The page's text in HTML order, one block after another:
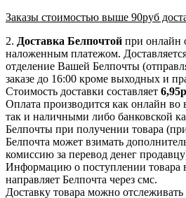
Заказы стоимостью выше 90руб
2. Доставка Белпочтой при онлайн
наложенным платежом.
отделение Вашей Белпочты
заказе до 16:00 кроме выходных и
Стоимость доставки составляет 6,95
Оплата производится как онлайн во
так и наличными либо банковской
Белпочты при получении товара
Белпочта может взимать
комиссию за перевод денег
Информацию о поступлении товара
направляет Белпочта через смс.
Доставку товара можно